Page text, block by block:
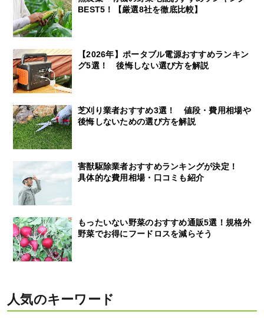
BEST5！【厳選8社を徹底比較】
【2026年】ポータブル電源おすすめランキン
グ5選！ 後悔しない選び方を解説
芝刈り業者おすすめ3選！ 値段・費用相場や
後悔しないための選び方を解説
害獣駆除業者おすすめランキングが決定！
具体的な費用相場・口コミも紹介
もったいない野菜のおすすめ通販5選！規格外
野菜でお得にフードロスを減らそう
人気のキーワード